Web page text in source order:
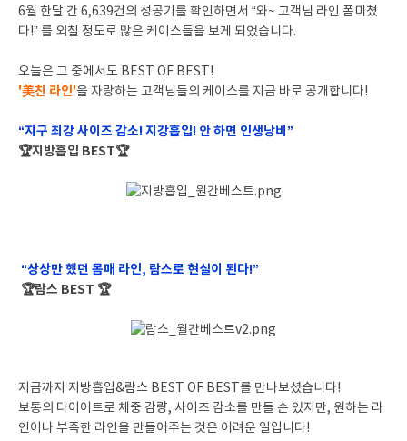
6월 한달 간 6,639건의 성공기를 확인하면서 “와~ 고객님 라인 폼미쳤
다!” 를 외칠 정도로 많은 케이스들을 보게 되었습니다.
오늘은 그 중에서도 BEST OF BEST!
'美친 라인'을 자랑하는 고객님들의 케이스를 지금 바로 공개합니다!
“지구 최강 사이즈 감소! 지강흡입! 안 하면 인생낭비”
🏆지방흡입 BEST🏆
“상상만 했던 몸매 라인, 람스로 현실이 된다!”
🏆람스 BEST 🏆
지금까지 지방흡입&람스 BEST OF BEST를 만나보셨습니다!
보통의 다이어트로 체중 감량, 사이즈 감소를 만들 순 있지만, 원하는 라
인이나 부족한 라인을 만들어주는 것은 어려운 일입니다!